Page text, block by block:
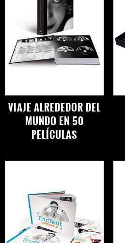
VIAJE ALREDEDOR DEL
MUNDO EN 50
PELÍCULAS